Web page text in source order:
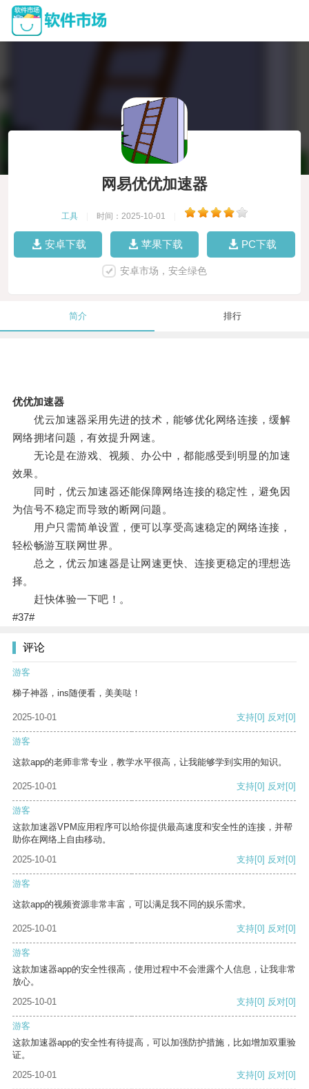
网易优优加速器
工具 时间：2025-10-01
安卓下载 苹果下载 PC下载
安卓市场，安全绿色
简介 排行
优优加速器
优云加速器采用先进的技术，能够优化网络连接，缓解
网络拥堵问题，有效提升网速。
无论是在游戏、视频、办公中，都能感受到明显的加速
效果。
同时，优云加速器还能保障网络连接的稳定性，避免因
为信号不稳定而导致的断网问题。
用户只需简单设置，便可以享受高速稳定的网络连接，
轻松畅游互联网世界。
总之，优云加速器是让网速更快、连接更稳定的理想选
择。
赶快体验一下吧！。
#37#
评论
游客
梯子神器，ins随便看，美美哒！
2025-10-01 支持[0] 反对[0]
游客
这款app的老师非常专业，教学水平很高，让我能够学到实用的知识。
2025-10-01 支持[0] 反对[0]
游客
这款加速器VPM应用程序可以给你提供最高速度和安全性的连接，并帮
助你在网络上自由移动。
2025-10-01
支持[0] 反对[0]
游客
这款app的视频资源非常丰富，可以满足我不同的娱乐需求。
2025-10-01 支持[0] 反对[0]
游客
这款加速器app的安全性很高，使用过程中不会泄露个人信息，让我非常
放心。
2025-10-01
支持[0] 反对[0]
游客
这款加速器app的安全性有待提高，可以加强防护措施，比如增加双重验
证。
2025-10-01
支持[0] 反对[0]